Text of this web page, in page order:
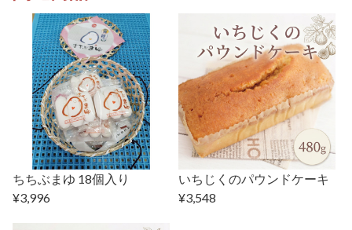
ちちぶまゆ 18個入り
¥3,996
いちじくのパウンドケーキ
¥3,548